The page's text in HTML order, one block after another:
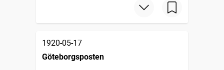
1920-05-17
Göteborgsposten